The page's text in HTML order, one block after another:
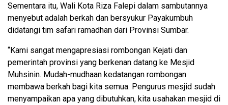
Sementara itu, Wali Kota Riza Falepi dalam sambutannya
menyebut adalah berkah dan bersyukur Payakumbuh
didatangi tim safari ramadhan dari Provinsi Sumbar.
“Kami sangat mengapresiasi rombongan Kejati dan
pemerintah provinsi yang berkenan datang ke Mesjid
Muhsinin. Mudah-mudhaan kedatangan rombongan
membawa berkah bagi kita semua. Pengurus mesjid sudah
menyampaikan apa yang dibutuhkan, kita usahakan mesjid di